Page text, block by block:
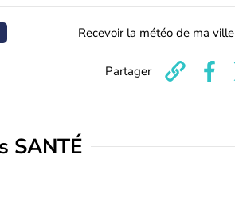
Recevoir la météo de ma ville
Partager
SANTÉ